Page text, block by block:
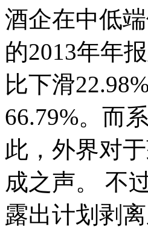
酒企在中低
的2013年年
比下滑
66.79%。而
此，外界对
成之声。 不
露出计划剥